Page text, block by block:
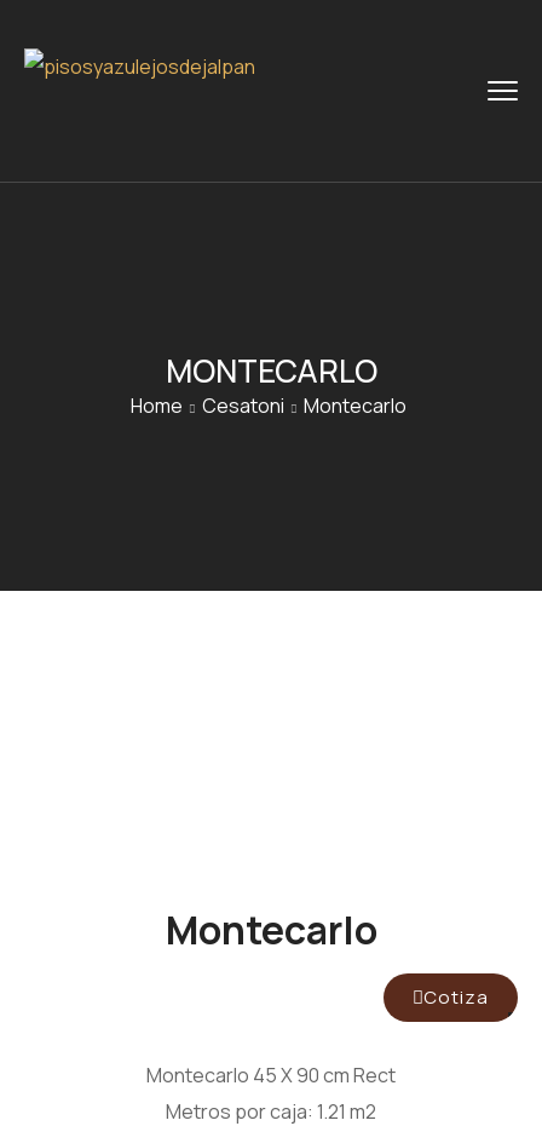
MONTECARLO
Home Cesatoni Montecarlo
Montecarlo
Cotiza
Montecarlo 45 X 90 cm Rect
Metros por caja: 1.21 m2